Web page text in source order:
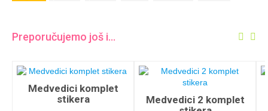
Preporučujemo još i...
Medvedici komplet
stikera
Medvedici 2 komplet